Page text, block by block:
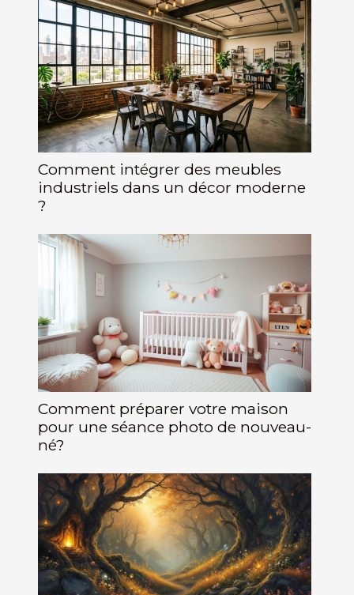
Comment intégrer des meubles
industriels dans un décor moderne
?
Comment préparer votre maison
pour une séance photo de nouveau-
né?